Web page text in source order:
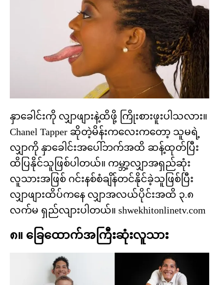
နှာခေါင်းကို လျှာဖျားနဲ့ထိဖို့ ကြိုးစားဖူးပါသလား။
Chanel Tapper ဆိုတဲ့မိန်းကလေးကတော့ သူမရဲ့
လျှာကို နှာခေါင်းအပေါ်ဘက်အထိ ဆန့်ထုတ်ပြီး
ထိပြနိုင်သူဖြစ်ပါတယ်။ ကမ္ဘာ့လျှာအရှည်ဆုံး
လူသားအဖြစ် ဂင်းနစ်စံချိန်တင်နိုင်ခဲ့သူဖြစ်ပြီး
လျှာဖျားထိပ်ကနေ လျှာအလယ်ပိုင်းအထိ ၃.၈
လက်မ ရှည်လျားပါတယ်။ shwekhitonlinetv.com
၈။ ခြေထောက်အကြီးဆုံးလူသား